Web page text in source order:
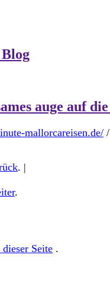
auge auf
mallorcareisen.de/ /
. |
.
Seite .